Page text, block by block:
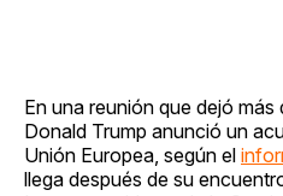
En una reunión que dejó
Donald Trump anunció un
Unión Europea, según el
llega después de su